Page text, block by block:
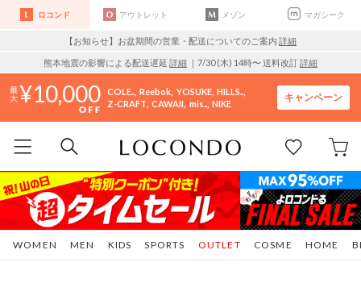
ロコンド アウトレット メゾン マガシーク
【お知らせ】お盆期間の営業・配送についてのご案内 詳細
熊本地震の影響による配送遅延 詳細 ｜7/30 (木) 14時〜 送料改訂詳細
10,000 COLE.. Reebok YOSUKE HILLS..
Z-CRAFT CAWAII mis.. NIKE
キャンペーン
WOMEN MEN KIDS SPORTS COSME HOME
OUTLET